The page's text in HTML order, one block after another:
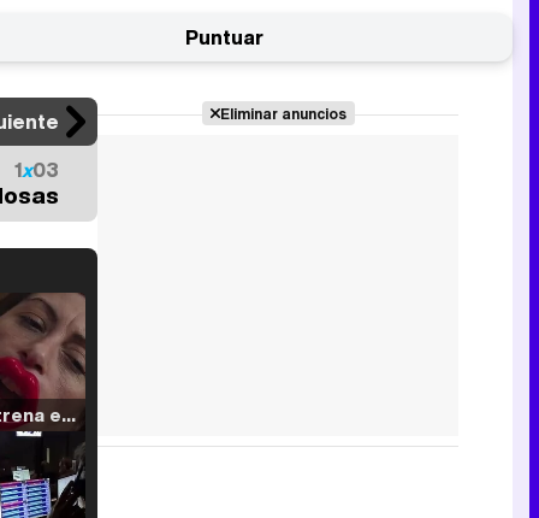
Puntuar
1x03
Filmin estrena el tráiler de 'Millennial Mal', su nueva comedia universitaria de la mano de Lorena Iglesias
Eliminar anuncios